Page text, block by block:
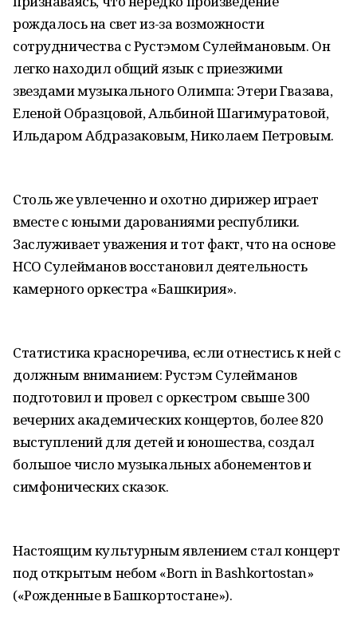
рождалось на свет из-за возможности
сотрудничества с Рустэмом Сулеймановым. Он
легко находил общий язык с приезжими
звездами музыкального Олимпа: Этери Гвазава,
Еленой Образцовой, Альбиной Шагимуратовой,
Ильдаром Абдразаковым, Николаем Петровым.
Столь же увлеченно и охотно дирижер играет
вместе с юными дарованиями республики.
Заслуживает уважения и тот факт, что на основе
НСО Сулейманов восстановил деятельность
камерного оркестра «Башкирия».
Статистика красноречива, если отнестись к ней с
должным вниманием: Рустэм Сулейманов
подготовил и провел с оркестром свыше 300
вечерних академических концертов, более 820
выступлений для детей и юношества, создал
большое число музыкальных абонементов и
симфонических сказок.
Настоящим культурным явлением стал концерт
под открытым небом «Born in Bashkortоstan»
(«Рожденные в Башкортостане»).